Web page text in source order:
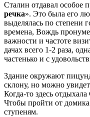
Сталин отдавал особое
речка». Это была его
выделялась по степени
времена, Вождь
важности и частоте
дачах всего 1-2 раза,
частенько и с
Здание окружают
склону, но можно
Когда-то здесь
Чтобы пройти от
ступеням.